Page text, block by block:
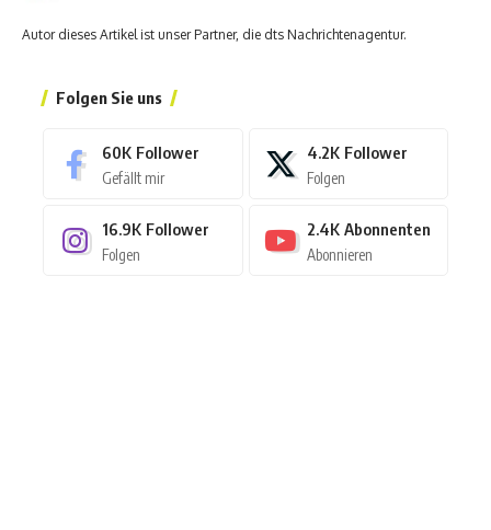
Autor dieses Artikel ist unser Partner, die dts Nachrichtenagentur.
Folgen Sie uns
60K Follower
Gefällt mir
4.2K Follower
Folgen
16.9K Follower
Folgen
2.4K Abonnenten
Abonnieren